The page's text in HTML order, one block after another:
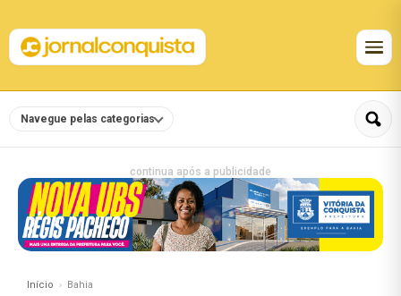
Navegue pelas categorias
continua após a publicidade
Início Bahia